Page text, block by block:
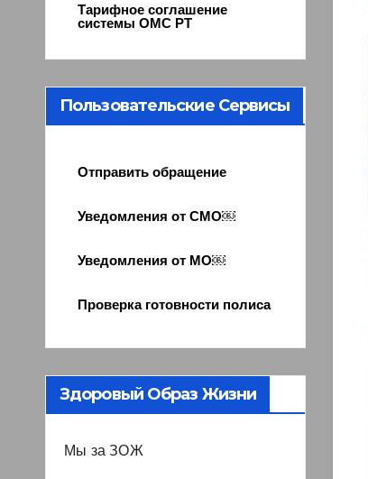
Тарифное соглашение
системы ОМС РТ
Пользовательские Сервисы
Отправить обращение
Уведомления от СМО￼
Уведомления от МО￼
Проверка готовности полиса
Здоровый Образ Жизни
Мы за ЗОЖ